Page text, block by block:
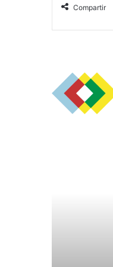
Compartir